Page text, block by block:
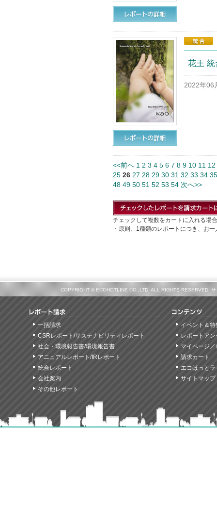
花王 統
2022年06
<<前へ 1 2 3 4 5 6 7 8 9 10 11 12
25 26 27 28 29 30 31 32 33 34 35
48 49 50 51 52 53 54 次へ>>
チェックして複数をカートに入れる場
・原則、1種類のレポートにつき、お
COPYRIGHT © ECOHOTLINE CO.,LTD. ALL RIGHTS RESERVED.
一括請求
CSRレポート/サステナビリティレポート
社会・環境報告書/環境報告書
アニュアルレポート/IRレポート
統合レポート
会社案内
その他レポート
イベント＆特
レポートア
マイページ
請求カート
エコほっと
サイトマップ